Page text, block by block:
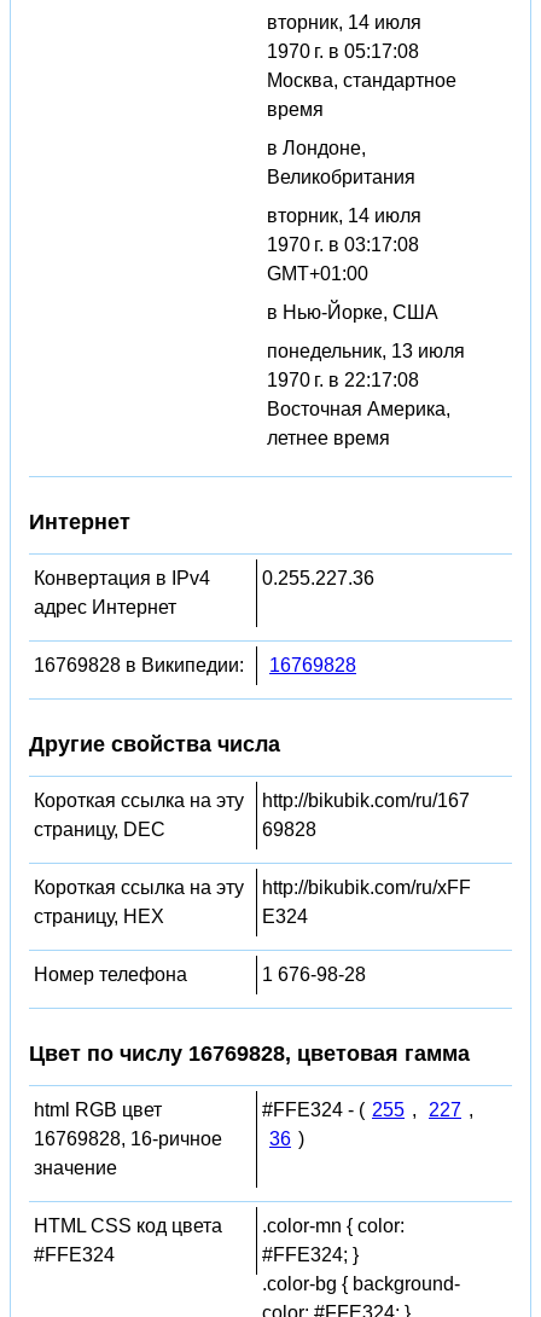
вторник, 14 июля
1970 г. в 05:17:08
Москва, стандартное
время
в Лондоне,
Великобритания
вторник, 14 июля
1970 г. в 03:17:08
GMT+01:00
в Нью-Йорке, США
понедельник, 13 июля
1970 г. в 22:17:08
Восточная Америка,
летнее время
Интернет
Конвертация в IPv4
адрес Интернет
0.255.227.36
16769828 в Википедии: 16769828
Другие свойства числа
Короткая ссылка на эту
страницу, DEC
http://bikubik.com/ru/167
69828
Короткая ссылка на эту
страницу, HEX
http://bikubik.com/ru/xFF
E324
Номер телефона 1 676-98-28
Цвет по числу 16769828, цветовая гамма
html RGB цвет
16769828, 16-ричное
значение
#FFE324 - ( 255 , 227 ,
36 )
HTML CSS код цвета
#FFE324
.color-mn { color:
#FFE324; }
.color-bg { background-
color: #FFE324; }